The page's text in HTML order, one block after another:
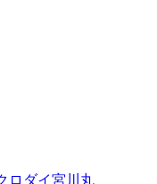
ダイ宮川丸